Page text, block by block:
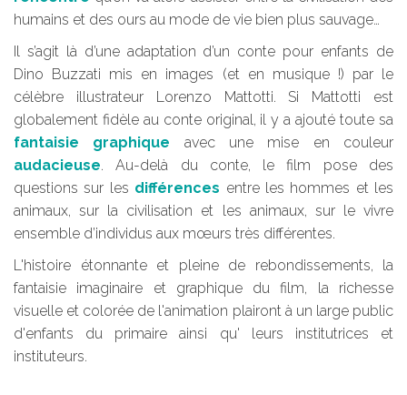
humains et des ours au mode de vie bien plus sauvage…
Il s’agit là d’une adaptation d’un conte pour enfants de
Dino Buzzati mis en images (et en musique !) par le
célèbre illustrateur Lorenzo Mattotti. Si Mattotti est
globalement fidèle au conte original, il y a ajouté toute sa
fantaisie graphique avec une mise en couleur
audacieuse. Au-delà du conte, le film pose des
questions sur les différences entre les hommes et les
animaux, sur la civilisation et les animaux, sur le vivre
ensemble d’individus aux mœurs très différentes.
L'histoire étonnante et pleine de rebondissements, la
fantaisie imaginaire et graphique du film, la richesse
visuelle et colorée de l'animation plairont à un large public
d'enfants du primaire ainsi qu' leurs institutrices et
instituteurs.